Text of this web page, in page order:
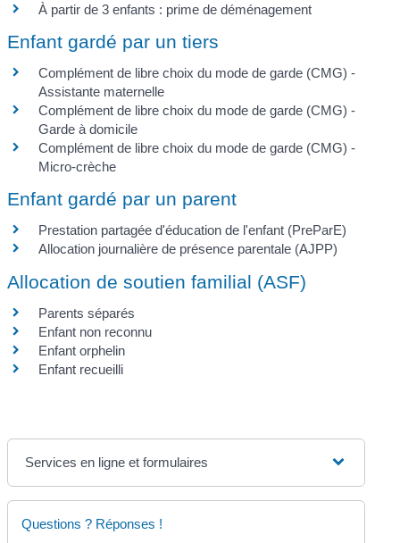
À partir de 3 enfants : prime de déménagement
Enfant gardé par un tiers
Complément de libre choix du mode de garde (CMG) -
Assistante maternelle
Complément de libre choix du mode de garde (CMG) -
Garde à domicile
Complément de libre choix du mode de garde (CMG) -
Micro-crèche
Enfant gardé par un parent
Prestation partagée d'éducation de l'enfant (PreParE)
Allocation journalière de présence parentale (AJPP)
Allocation de soutien familial (ASF)
Parents séparés
Enfant non reconnu
Enfant orphelin
Enfant recueilli
Services en ligne et formulaires
Questions ? Réponses !